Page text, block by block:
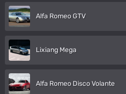
Alfa Romeo GTV
Lixiang Mega
Alfa Romeo Disco Volante